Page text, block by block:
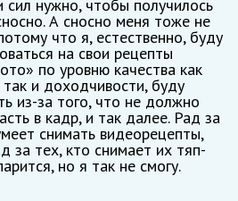
сил нужно, чтобы получилось
А сносно меня тоже не
что я, естественно, буду
на свои рецепты
по уровню качества как
так и доходчивости, буду
из-за того, что не должно
в кадр, и так далее. Рад за
снимать видеорецепты,
за тех, кто снимает их тяп-
но я так не смогу.